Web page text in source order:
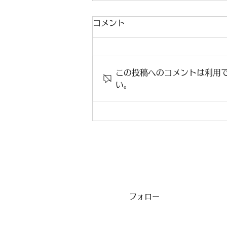
2025年度 10期生卒部式
コメント
この投稿へのコメントは利用
い。
フォロー